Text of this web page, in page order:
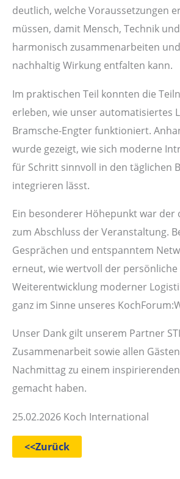
deutlich, welche Voraussetzungen
müssen, damit Mensch, Technik
harmonisch zusammenarbeiten
nachhaltig Wirkung entfalten kann.
Im praktischen Teil konnten die
erleben, wie unser automatisiertes
Bramsche-Engter funktioniert.
wurde gezeigt, wie sich moderne
für Schritt sinnvoll in den täglichen
integrieren lässt.
Ein besonderer Höhepunkt war der
zum Abschluss der Veranstaltung.
Gesprächen und entspanntem
erneut, wie wertvoll der
Weiterentwicklung moderner
ganz im Sinne unseres
Unser Dank gilt unserem Partner
Zusammenarbeit sowie allen
Nachmittag zu einem
gemacht haben.
25.02.2026 Koch International
<<Zurück